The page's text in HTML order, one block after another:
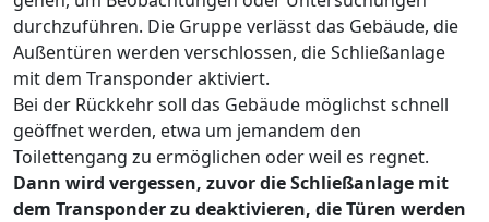
durchzuführen. Die Gruppe verlässt das Gebäude, die
Außentüren werden verschlossen, die Schließanlage
mit dem Transponder aktiviert.
Bei der Rückkehr soll das Gebäude möglichst schnell
geöffnet werden, etwa um jemandem den
Toilettengang zu ermöglichen oder weil es regnet.
Dann wird vergessen, zuvor die Schließanlage mit
dem Transponder zu deaktivieren, die Türen werden